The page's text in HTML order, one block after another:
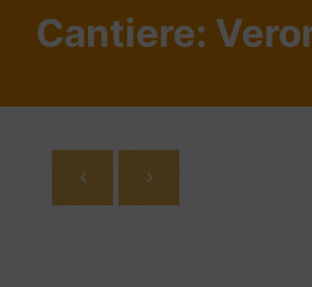
Cantiere: